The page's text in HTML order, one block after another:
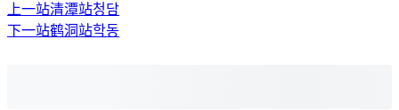
上一站清潭站청담
下一站鹤洞站학동